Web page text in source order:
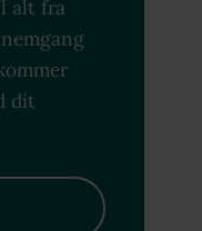
alt fra
dit